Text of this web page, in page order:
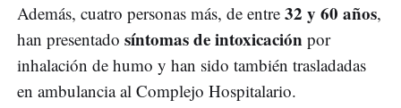
Además, cuatro personas más, de entre 32 y 60 años,
han presentado síntomas de intoxicación por
inhalación de humo y han sido también trasladadas
en ambulancia al Complejo Hospitalario.